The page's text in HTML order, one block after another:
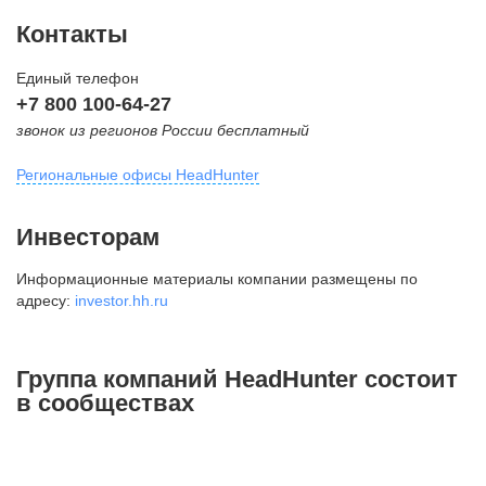
Контакты
Единый телефон
+7 800 100-64-27
звонок из регионов России бесплатный
Региональные офисы HeadHunter
внутригородская территория
Муниципальный округ Тверской,
2-я Брестская ул., д. 48,
+7 495 980-64-27
Инвесторам
Информационные материалы компании размещены по
адресу: investor.hh.ru
Группа компаний HeadHunter состоит
в сообществах